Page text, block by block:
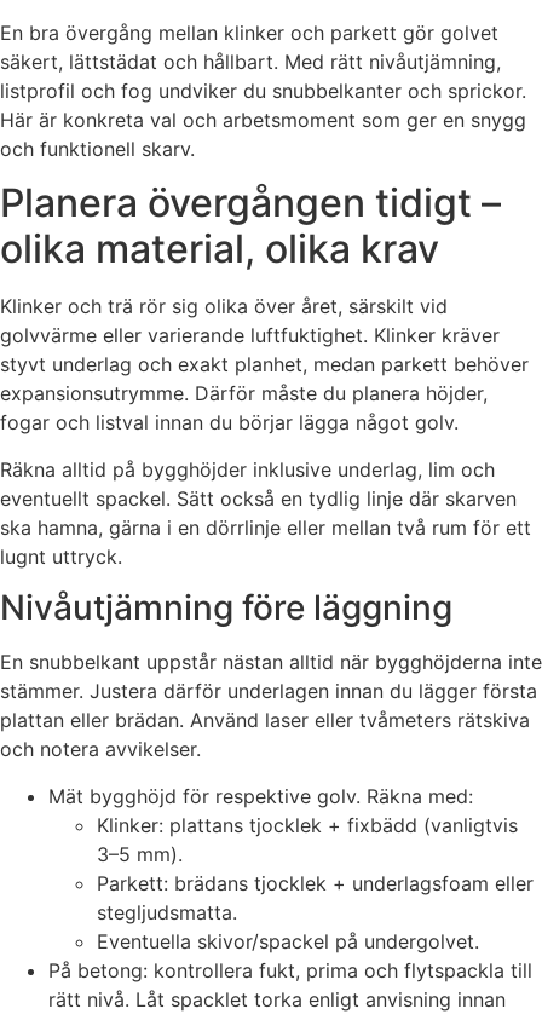
En bra övergång mellan klinker och parkett gör golvet
säkert, lättstädat och hållbart. Med rätt nivåutjämning,
listprofil och fog undviker du snubbelkanter och sprickor.
Här är konkreta val och arbetsmoment som ger en snygg
och funktionell skarv.
Planera övergången tidigt –
olika material, olika krav
Klinker och trä rör sig olika över året, särskilt vid
golvvärme eller varierande luftfuktighet. Klinker kräver
styvt underlag och exakt planhet, medan parkett behöver
expansionsutrymme. Därför måste du planera höjder,
fogar och listval innan du börjar lägga något golv.
Räkna alltid på bygghöjder inklusive underlag, lim och
eventuellt spackel. Sätt också en tydlig linje där skarven
ska hamna, gärna i en dörrlinje eller mellan två rum för ett
lugnt uttryck.
Nivåutjämning före läggning
En snubbelkant uppstår nästan alltid när bygghöjderna inte
stämmer. Justera därför underlagen innan du lägger första
plattan eller brädan. Använd laser eller tvåmeters rätskiva
och notera avvikelser.
Mät bygghöjd för respektive golv. Räkna med:
Klinker: plattans tjocklek + fixbädd (vanligtvis
3–5 mm).
Parkett: brädans tjocklek + underlagsfoam eller
stegljudsmatta.
Eventuella skivor/spackel på undergolvet.
På betong: kontrollera fukt, prima och flytspackla till
rätt nivå. Låt spacklet torka enligt anvisning innan